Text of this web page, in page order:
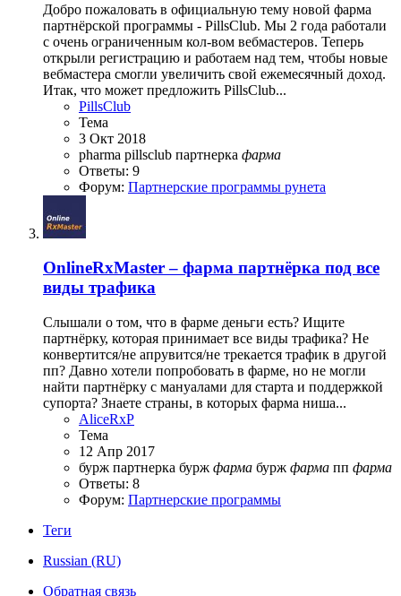
Добро пожаловать в официальную тему новой фарма
партнёрской программы - PillsClub. Мы 2 года работали
с очень ограниченным кол-вом вебмастеров. Теперь
открыли регистрацию и работаем над тем, чтобы новые
вебмастера смогли увеличить свой ежемесячный доход.
Итак, что может предложить PillsClub...
PillsClub
Тема
3 Окт 2018
pharma pillsclub партнерка фарма
Ответы: 9
Форум: Партнерские программы рунета
OnlineRxMaster – фарма партнёрка под все
виды трафика
Слышали о том, что в фарме деньги есть? Ищите
партнёрку, которая принимает все виды трафика? Не
конвертится/не апрувится/не трекается трафик в другой
пп? Давно хотели попробовать в фарме, но не могли
найти партнёрку с мануалами для старта и поддержкой
супорта? Знаете страны, в которых фарма ниша...
AliceRxP
Тема
12 Апр 2017
бурж партнерка бурж фарма бурж фарма пп фарма
Ответы: 8
Форум: Партнерские программы
Теги
Russian (RU)
Обратная связь